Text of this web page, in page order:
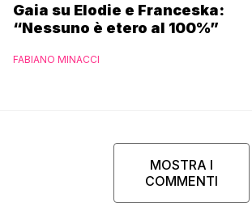
Gaia su Elodie e Franceska:
“Nessuno è etero al 100%”
FABIANO MINACCI
MOSTRA I
COMMENTI